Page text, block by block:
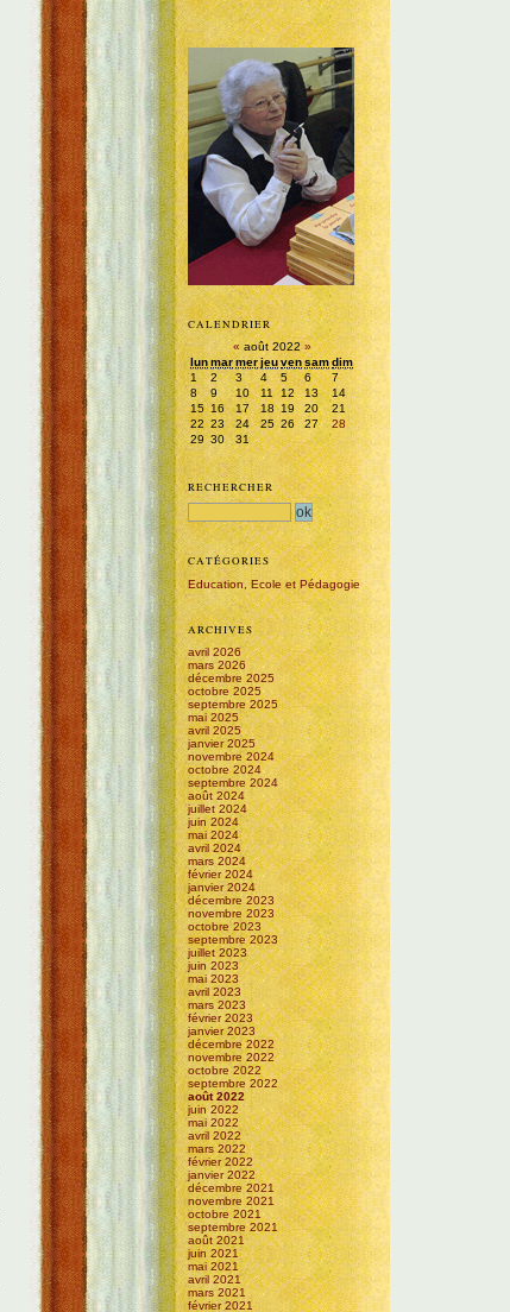
CALENDRIER
«août 2022»
lunmarmerjeuvensamdim
1
2 3 4 5 6
7
8
9 10 11 12 13
14
15 16 17 18 19 20
21
22 23 24 25 26 27
28
29 30 31
RECHERCHER
CATÉGORIES
Education, Ecole et Pédagogie
ARCHIVES
avril 2026
mars 2026
décembre 2025
octobre 2025
septembre 2025
mai 2025
avril 2025
janvier 2025
novembre 2024
octobre 2024
septembre 2024
août 2024
juillet 2024
juin 2024
mai 2024
avril 2024
mars 2024
février 2024
janvier 2024
décembre 2023
novembre 2023
octobre 2023
septembre 2023
juillet 2023
juin 2023
mai 2023
avril 2023
mars 2023
février 2023
janvier 2023
décembre 2022
novembre 2022
octobre 2022
septembre 2022
août 2022
juin 2022
mai 2022
avril 2022
mars 2022
février 2022
janvier 2022
décembre 2021
novembre 2021
octobre 2021
septembre 2021
août 2021
juin 2021
mai 2021
avril 2021
mars 2021
février 2021